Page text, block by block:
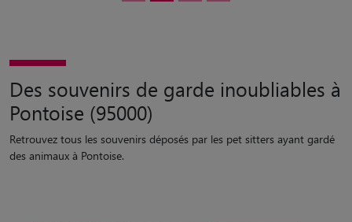
Des souvenirs de garde inoubliables à
Pontoise (95000)
Retrouvez tous les souvenirs déposés par les pet sitters ayant gardé
des animaux à Pontoise.